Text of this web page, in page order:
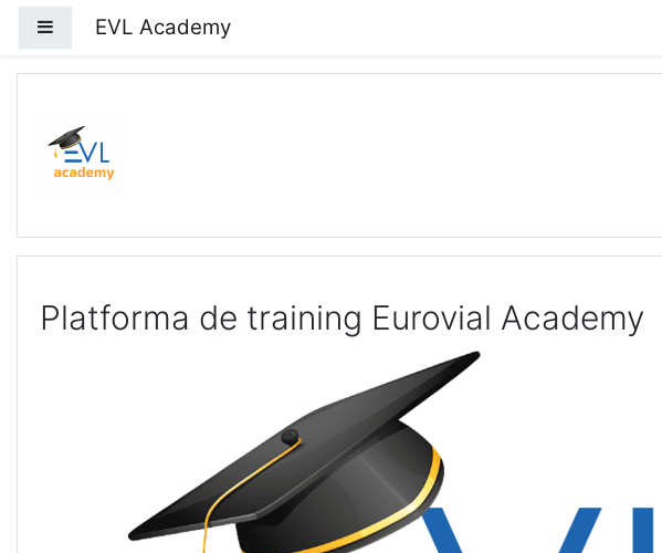
Panou lateral
EVL Academy
Platforma de training Eurovial Academy